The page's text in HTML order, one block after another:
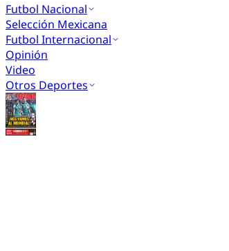
Futbol Nacional
Selección Mexicana
Futbol Internacional
Opinión
Video
Otros Deportes